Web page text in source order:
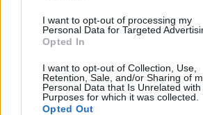
I want to opt-out of processing my
Personal Data for Targeted
Opted In
I want to opt-out of Collection, Use,
Retention, Sale, and/or Sharing of
Personal Data that Is Unrelated
Purposes for which it was collected.
Opted Out
Τρίτη 23 Ιουνίου
Φιλαρμονική Συναυλία
(Ορφέας – Φιλαρμονική
Σιντριβάνι Πλατείας
Με τη στήριξη του Δήμου